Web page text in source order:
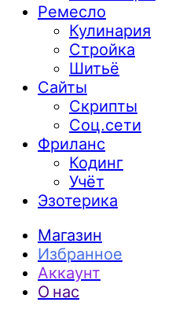
Ремесло
Кулинария
Стройка
Шитьё
Сайты
Скрипты
Соц.сети
Фриланс
Кодинг
Учёт
Эзотерика
Магазин
Избранное
Аккаунт
О нас